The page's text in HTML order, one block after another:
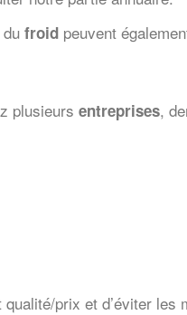
froid peuvent
plusieurs entreprises,
prix et d’éviter les